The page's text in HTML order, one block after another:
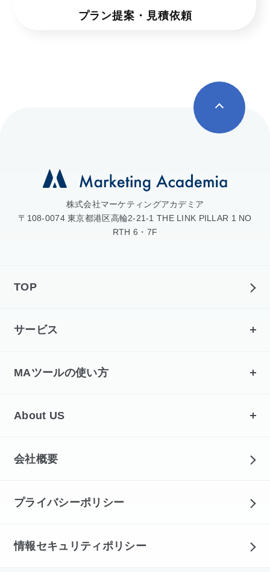
プラン提案・見積依頼
株式会社マーケティングアカデミア
〒108-0074 東京都港区高輪2-21-1 THE LINK PILLAR 1 NO
RTH 6・7F
TOP
サービス
MAツールの使い方
About US
会社概要
プライバシーポリシー
情報セキュリティポリシー